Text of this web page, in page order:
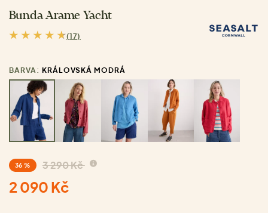
Bunda Arame Yacht
(17)
BARVA: KRÁLOVSKÁ MODRÁ
36 % 3 290 Kč
2 090 Kč